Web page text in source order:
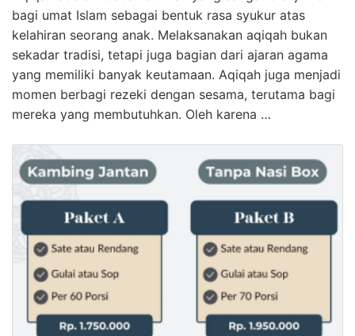
bagi umat Islam sebagai bentuk rasa syukur atas
kelahiran seorang anak. Melaksanakan aqiqah bukan
sekadar tradisi, tetapi juga bagian dari ajaran agama
yang memiliki banyak keutamaan. Aqiqah juga menjadi
momen berbagi rezeki dengan sesama, terutama bagi
mereka yang membutuhkan. Oleh karena …